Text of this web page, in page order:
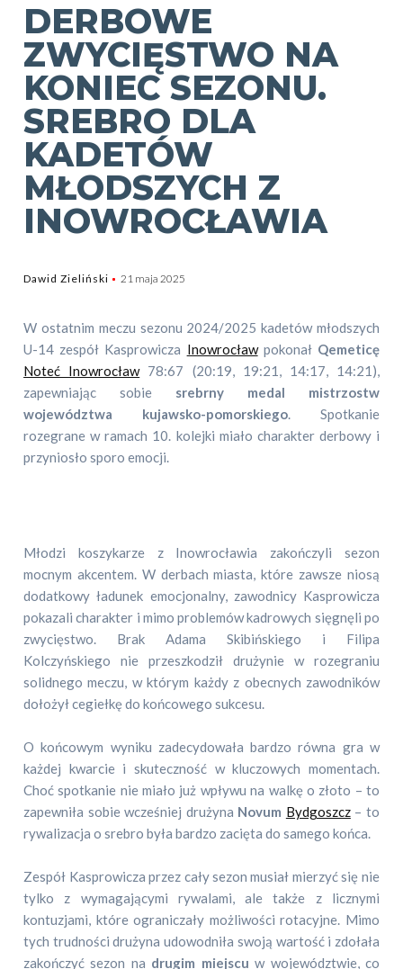
DERBOWE
ZWYCIĘSTWO NA
KONIEC SEZONU.
SREBRO DLA
KADETÓW
MŁODSZYCH Z
INOWROCŁAWIA
Dawid Zieliński 21 maja 2025
W ostatnim meczu sezonu 2024/2025 kadetów młodszych
U-14 zespół Kasprowicza Inowrocławpokonał Qemeticę
Noteć Inowrocław78:67 (20:19, 19:21, 14:17, 14:21),
zapewniając sobie srebrny medal mistrzostw
województwa kujawsko-pomorskiego. Spotkanie
rozegrane w ramach 10. kolejki miało charakter derbowy i
przyniosło sporo emocji.
Młodzi koszykarze z Inowrocławia zakończyli sezon
mocnym akcentem. W derbach miasta, które zawsze niosą
dodatkowy ładunek emocjonalny, zawodnicy Kasprowicza
pokazali charakter i mimo problemów kadrowych sięgnęli po
zwycięstwo. Brak Adama Skibińskiego i Filipa
Kolczyńskiego nie przeszkodził drużynie w rozegraniu
solidnego meczu, w którym każdy z obecnych zawodników
dołożył cegiełkę do końcowego sukcesu.
O końcowym wyniku zadecydowała bardzo równa gra w
każdej kwarcie i skuteczność w kluczowych momentach.
Choć spotkanie nie miało już wpływu na walkę o złoto – to
zapewniła sobie wcześniej drużyna Novum Bydgoszcz– to
rywalizacja o srebro była bardzo zacięta do samego końca.
Zespół Kasprowicza przez cały sezon musiał mierzyć się nie
tylko z wymagającymi rywalami, ale także z licznymi
kontuzjami, które ograniczały możliwości rotacyjne. Mimo
tych trudności drużyna udowodniła swoją wartość i zdołała
zakończyć sezon na drugim miejscu w województwie, co